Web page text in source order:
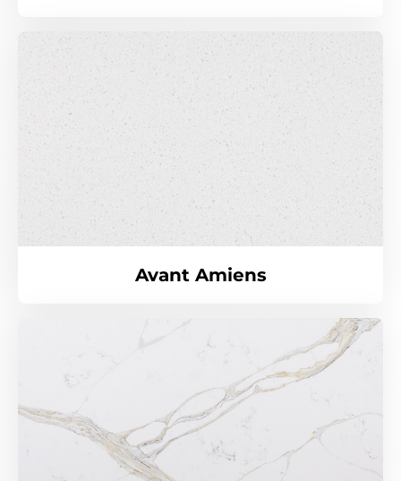
Avant Amiens